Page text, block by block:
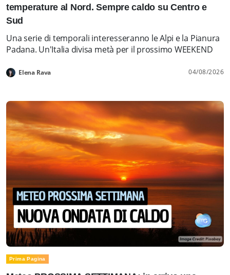
temperature al Nord. Sempre caldo su Centro e
Sud
Una serie di temporali interesseranno le Alpi e la Pianura
Padana. Un'Italia divisa metà per il prossimo WEEKEND
Elena Rava 04/08/2026
Prima Pagina